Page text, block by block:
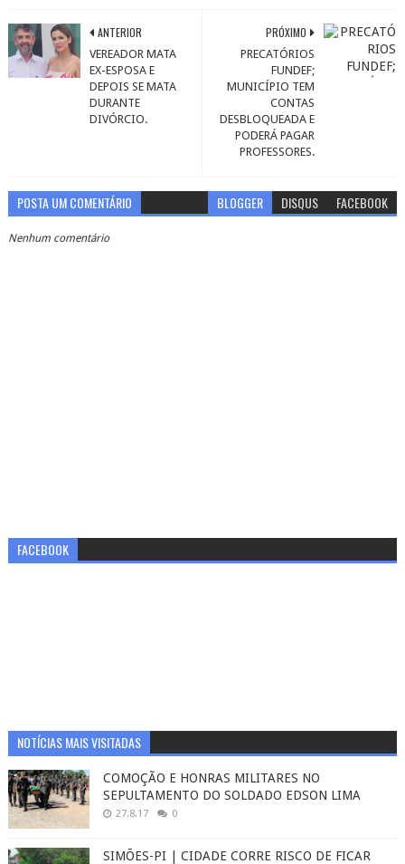
PRÓXIMO
PRECATÓRIOS
FUNDEF;
MUNICÍPIO TEM
CONTAS
DESBLOQUEADA E
PODERÁ PAGAR
PROFESSORES.
ANTERIOR
VEREADOR MATA
EX-ESPOSA E
DEPOIS SE MATA
DURANTE
DIVÓRCIO.
POSTA UM COMENTÁRIO BLOGGER DISQUS FACEBOOK
Nenhum comentário
FACEBOOK
NOTÍCIAS MAIS VISITADAS
COMOÇÃO E HONRAS MILITARES NO
SEPULTAMENTO DO SOLDADO EDSON LIMA
27.8.17 0
SIMÕES-PI | CIDADE CORRE RISCO DE FICAR